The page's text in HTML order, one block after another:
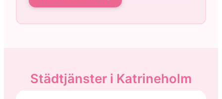
Städtjänster i Katrineholm